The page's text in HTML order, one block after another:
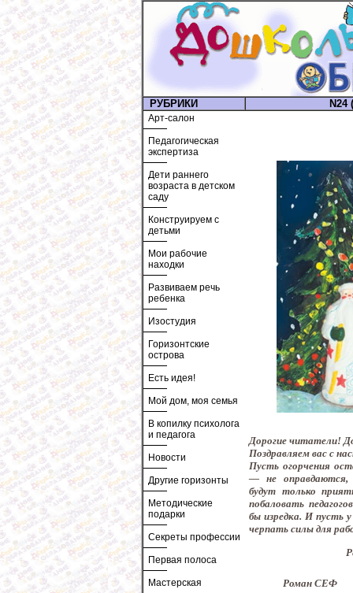
РУБРИКИ N24
Арт-салон
Педагогическая
экспертиза
Дети раннего
возраста в детском
саду
Конструируем с
детьми
Мои рабочие
находки
Развиваем речь
ребенка
Изостудия
Горизонтские
острова
Есть идея!
Мой дом, моя семья
В копилку психолога
и педагога
Новости
Другие горизонты
Методические
подарки
Секреты профессии
Первая полоса
Мастерская
Дорогие читатели!
Поздравляем вас с
Пусть огорчения
— не оправдаются,
будут только
побаловать
бы изредка. И пусть
черпать силы для
Роман СЕФ